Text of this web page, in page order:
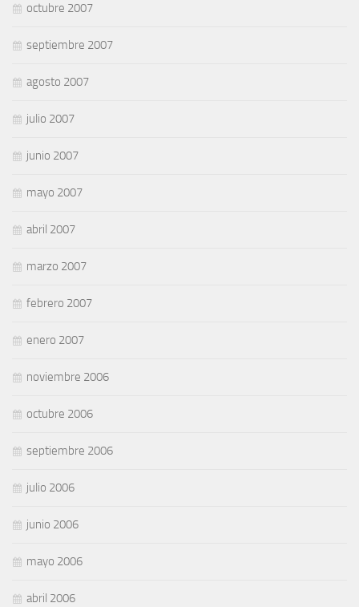
octubre 2007
septiembre 2007
agosto 2007
julio 2007
junio 2007
mayo 2007
abril 2007
marzo 2007
febrero 2007
enero 2007
noviembre 2006
octubre 2006
septiembre 2006
julio 2006
junio 2006
mayo 2006
abril 2006